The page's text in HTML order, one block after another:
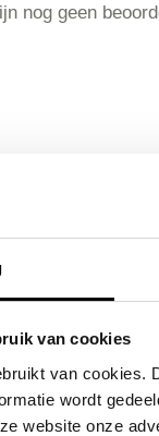
van cookies
van cookies.
wordt
website onze
nog geen